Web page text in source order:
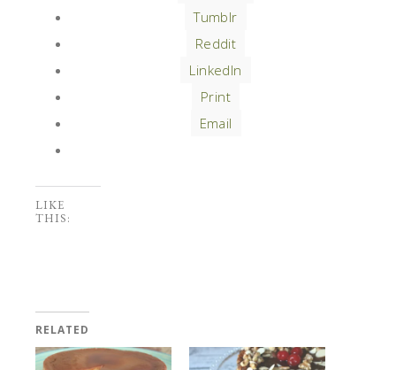
Tumblr
Reddit
LinkedIn
Print
Email
LIKE
THIS:
RELATED